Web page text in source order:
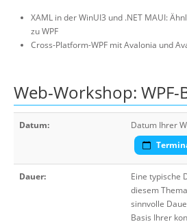
XAML in der WinUI3 und .NET MAUI:
zu WPF
Cross-Platform-WPF mit Avalonia und
Web-Workshop: WPF-
Datum:
Datum Ihrer
Dauer:
Eine typische
diesem
sinnvolle
Basis Ihrer